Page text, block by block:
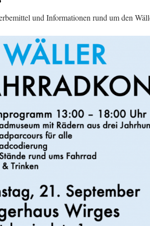
und Informationen rund um den